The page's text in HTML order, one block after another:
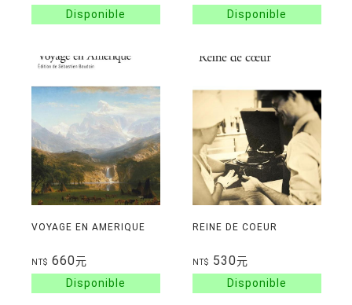
VOYAGE EN AMERIQUE
NT$ 660元
REINE DE COEUR
NT$ 530元